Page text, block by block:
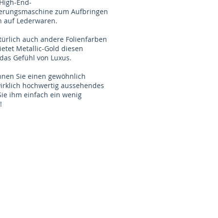
End-
zum Aufbringen
auf Lederwaren.
auch andere Folienfarben
Metallic-Gold diesen
Gefühl von Luxus.
Sie einen gewöhnlich
hochwertig aussehendes
ihm einfach ein wenig